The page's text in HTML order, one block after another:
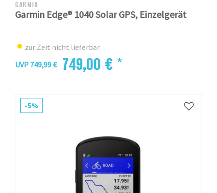
GARMIN
Garmin Edge® 1040 Solar GPS, Einzelgerät
zur Zeit nicht lieferbar
UVP 749,99 €
749,00 € *
-5%